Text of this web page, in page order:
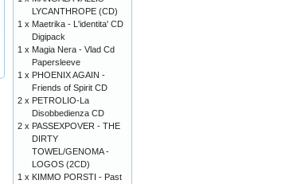
LYCANTHROPE (CD)
1 x Maetrika - L'identita' CD
Digipack
1 x Magia Nera - Vlad Cd
Papersleeve
1 x PHOENIX AGAIN -
Friends of Spirit CD
2 x PETROLIO-La
Disobbedienza CD
2 x PASSEXPOVER - THE
DIRTY
TOWEL/GENOMA -
LOGOS (2CD)
1 x KIMMO PORSTI - Past